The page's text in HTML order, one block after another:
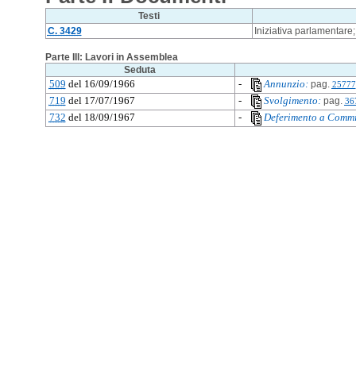
Testi
C. 3429
Iniziativa
Parte III: Lavori in Assemblea
Seduta
509 del 16/09/1966 - Annunzio:pag. 25777
719 del 17/07/1967 - Svolgimento:pag.
732 del 18/09/1967 - Deferimento a